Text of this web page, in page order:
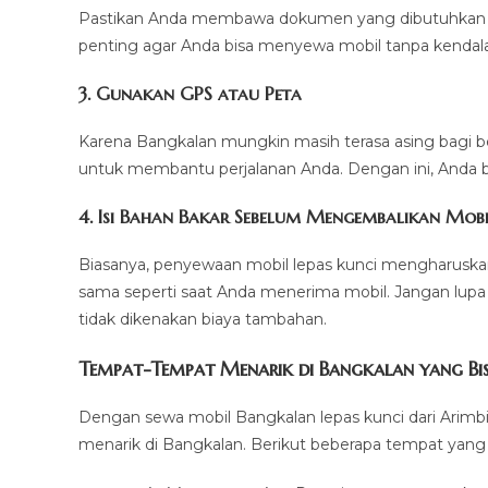
Pastikan Anda membawa dokumen yang
penting agar Anda bisa menyewa mobil tanpa
3. Gunakan GPS atau Peta
Karena Bangkalan mungkin masih terasa asing bagi
untuk membantu perjalanan Anda. Dengan ini,
4.Isi Bahan Bakar Sebelum Mengembalikan
Biasanya, penyewaan mobil lepas kunci
sama seperti saat Anda menerima mobil. Jangan
tidak dikenakan biaya tambahan.
Tempat-Tempat Menarik di Bangkalan yang
Dengan sewa mobil Bangkalan lepas kunci dari
menarik di Bangkalan. Berikut beberapa tempat